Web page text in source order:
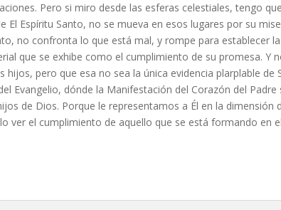
Pero si miro desde las esferas celestiales, tengo
El Espíritu Santo, no se mueva en esos lugares por su
no confronta lo que está mal, y rompe para establecer
que se exhibe como el cumplimiento de su promesa. Y
pero que esa no sea la única evidencia plarplable de
Evangelio, dónde la Manifestación del Corazón del
de Dios. Porque le representamos a Él en la dimensión
ver el cumplimiento de aquello que se está formando en